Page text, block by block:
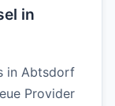
in
in Abtsdorf
Provider